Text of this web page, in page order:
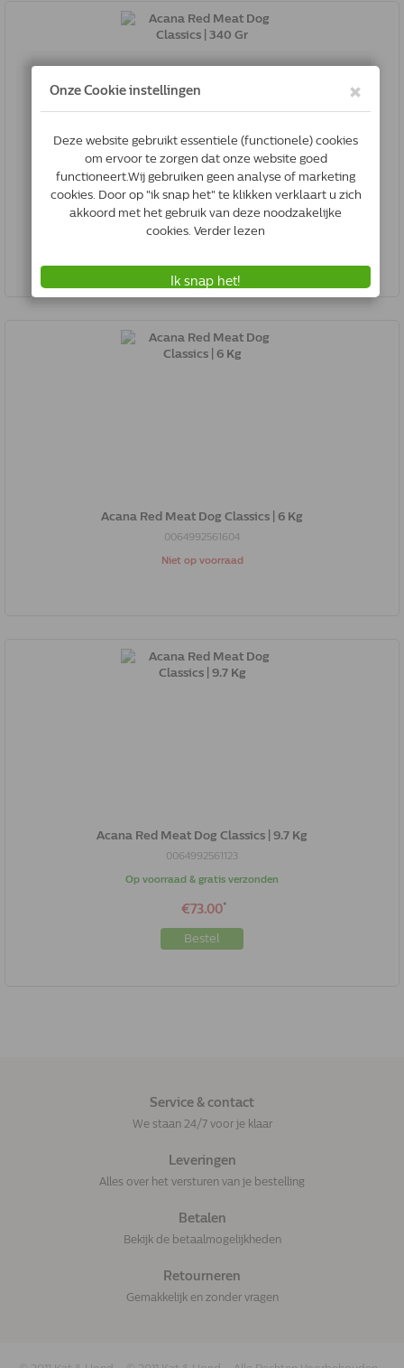
Acana Red Meat Dog Classics | 340 Gr
0064992561345
Acana Red Meat Dog Classics | 6 Kg
0064992561604
Niet op voorraad
Acana Red Meat Dog Classics | 9.7 Kg
0064992561123
Op voorraad & gratis verzonden
€73.00*
Bestel
Service & contact
We staan 24/7 voor je klaar
Leveringen
Alles over het versturen van je bestelling
Betalen
Bekijk de betaalmogelijkheden
Retourneren
Gemakkelijk en zonder vragen